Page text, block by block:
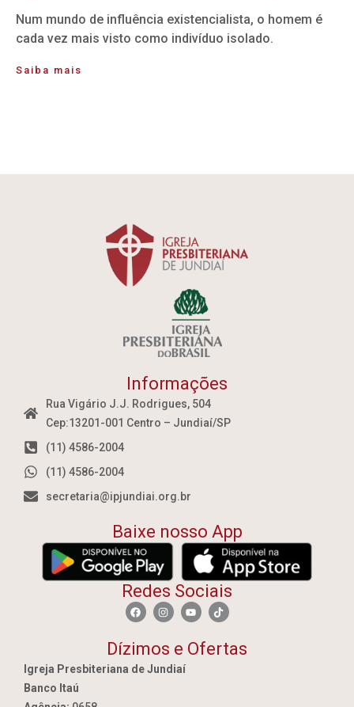
Num mundo de influência existencialista, o homem é
cada vez mais visto como indivíduo isolado.
Saiba mais
Informações
Rua Vigário J.J. Rodrigues, 504
Cep:13201-001 Centro – Jundiaí/SP
(11) 4586-2004
(11) 4586-2004
secretaria@ipjundiai.org.br
Baixe nosso App
Redes Sociais
Dízimos e Ofertas
Igreja Presbiteriana de Jundiaí
Banco Itaú